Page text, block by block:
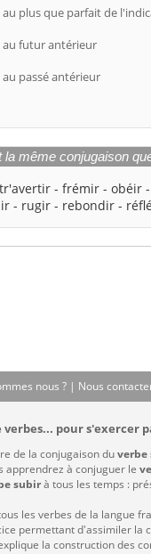
au plus que parfait de
au futur antérieur
au passé antérieur
la même conjugaison
-frémir -obéir -
- rugir - rebondir -
nous ? | Nous
pour s'exercer
de la conjugaison duverbe
apprendrez à conjuguer le
subirà tous les temps :
les verbes de la langue
permettant d'assimiler la
la construction des